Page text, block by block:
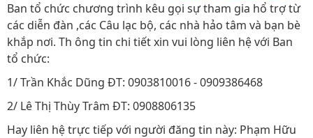
Ban tổ chức chương trình kêu gọi sự tham gia hổ trợ từ
các diễn đàn ,các Câu lạc bộ, các nhà hảo tâm và bạn bè
khắp nơi. Th ông tin chi tiết xin vui lòng liên hệ với Ban
tổ chức:
1/ Trần Khắc Dũng ĐT: 0903810016 - 0909386468
2/ Lê Thị Thùy Trâm ĐT: 0908806135
Hay liên hệ trực tiếp với người đăng tin này: Phạm Hữu